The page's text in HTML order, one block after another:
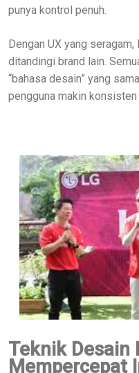
punya kontrol penuh.
Dengan UX yang
ditandingi brand lain.
“bahasa desain” yang
pengguna makin konsisten
Teknik Desain
Mempercepat